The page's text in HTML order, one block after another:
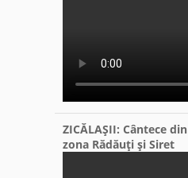
ZICĂLAŞII: Cântece din
zona Rădăuţi şi Siret